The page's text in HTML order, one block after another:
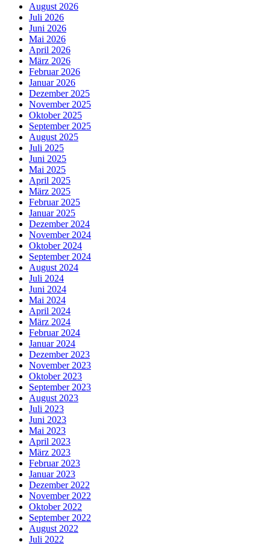
August 2026
Juli 2026
Juni 2026
Mai 2026
April 2026
März 2026
Februar 2026
Januar 2026
Dezember 2025
November 2025
Oktober 2025
September 2025
August 2025
Juli 2025
Juni 2025
Mai 2025
April 2025
März 2025
Februar 2025
Januar 2025
Dezember 2024
November 2024
Oktober 2024
September 2024
August 2024
Juli 2024
Juni 2024
Mai 2024
April 2024
März 2024
Februar 2024
Januar 2024
Dezember 2023
November 2023
Oktober 2023
September 2023
August 2023
Juli 2023
Juni 2023
Mai 2023
April 2023
März 2023
Februar 2023
Januar 2023
Dezember 2022
November 2022
Oktober 2022
September 2022
August 2022
Juli 2022